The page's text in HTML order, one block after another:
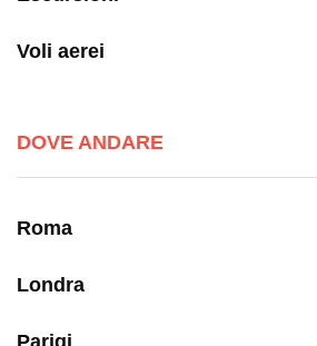
Voli aerei
DOVE ANDARE
Roma
Londra
Parigi